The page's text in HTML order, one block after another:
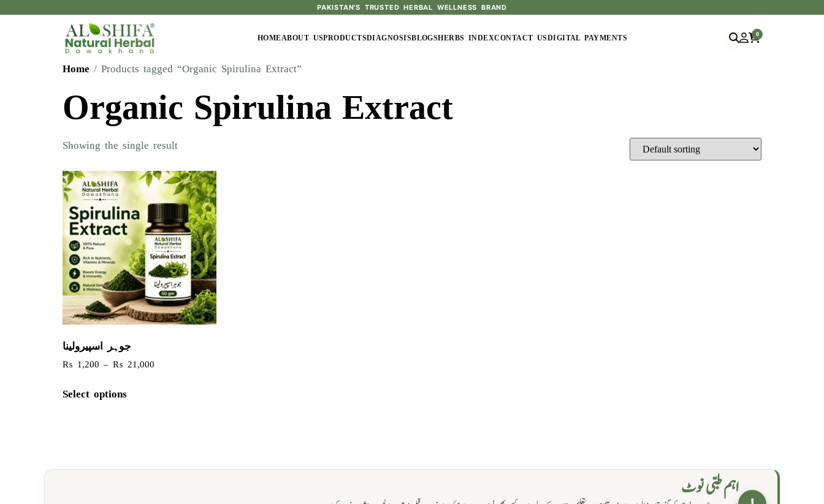
PAKISTAN'S TRUSTED HERBAL WELLNESS BRAND
HOMEABOUT USPRODUCTSDIAGNOSISBLOGSHERBS INDEXCONTACT USDIGITAL PAYMENTS
0
Home / Products tagged “Organic Spirulina Extract”
Organic Spirulina Extract
Showing the single result
جوہر اسپیرولینا
₨ 1,200 – ₨ 21,000
Select options
اہم طبی نوٹ